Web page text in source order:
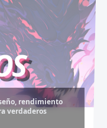
rendimiento
verdaderostus monedas
sin límites.
sin anuncios,